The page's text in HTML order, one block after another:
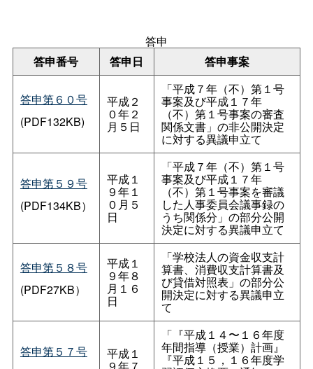
答申
答申番号
答申日 答申事案
答申第６０号
(PDF132KB)
平成２
０年２
月５日
「平成７年（不）第１号
事案及び平成１７年
（不）第１号事案の審査
関係文書」の非公開決定
に対する異議申立て
答申第５９号
(PDF134KB）
平成１
９年１
０月５
日
「平成７年（不）第１号
事案及び平成１７年
（不）第１号事案を審議
した人事委員会議事録の
うち関係分」の部分公開
決定に対する異議申立て
答申第５８号
(PDF27KB）
平成１
９年８
月１６
日
「学校法人の資金収支計
算書、消費収支計算書及
び貸借対照表」の部分公
開決定に対する異議申立
て
答申第５７号
平成１
「『平成１４〜１６年度
年間指導（授業）計画』
『平成１５，１６年度学